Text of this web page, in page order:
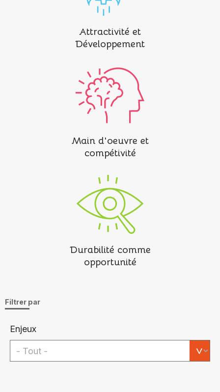
Attractivité et
Développement
Main d'oeuvre et
compétivité
Durabilité comme
opportunité
Filtrer par
Enjeux